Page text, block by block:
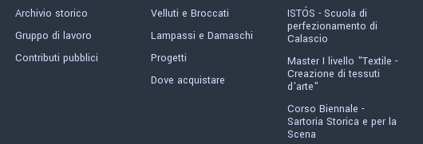
Archivio storico
Gruppo di lavoro
Contributi pubblici
Velluti e Broccati
Lampassi e Damaschi
Progetti
Dove acquistare
ISTÓS - Scuola di
perfezionamento di
Calascio
Master I livello "Textile -
Creazione di tessuti
d'arte"
Corso Biennale -
Sartoria Storica e per la
Scena